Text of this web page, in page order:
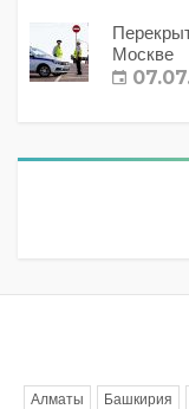
Москве
Алматы Башкирия